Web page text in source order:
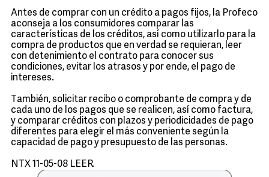
Antes de comprar con un crédito a pagos fijos, la Profeco
aconseja a los consumidores comparar las
características de los créditos, así como utilizarlo para la
compra de productos que en verdad se requieran, leer
con detenimiento el contrato para conocer sus
condiciones, evitar los atrasos y por ende, el pago de
intereses.
También, solicitar recibo o comprobante de compra y de
cada uno de los pagos que se realicen, así como factura,
y comparar créditos con plazos y periodicidades de pago
diferentes para elegir el más conveniente según la
capacidad de pago y presupuesto de las personas.
NTX 11-05-08 LEER.